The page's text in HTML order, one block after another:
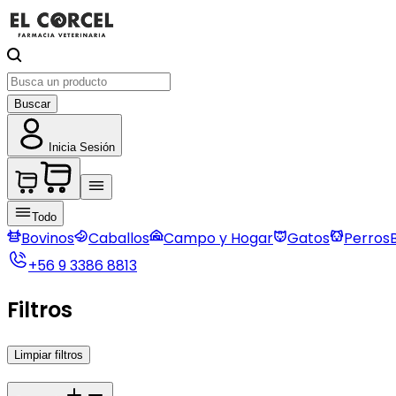
Buscar
Inicia Sesión
Todo
Bovinos Caballos Campo y Hogar Gatos Perros
+56 9 3386 8813
Filtros
Limpiar filtros